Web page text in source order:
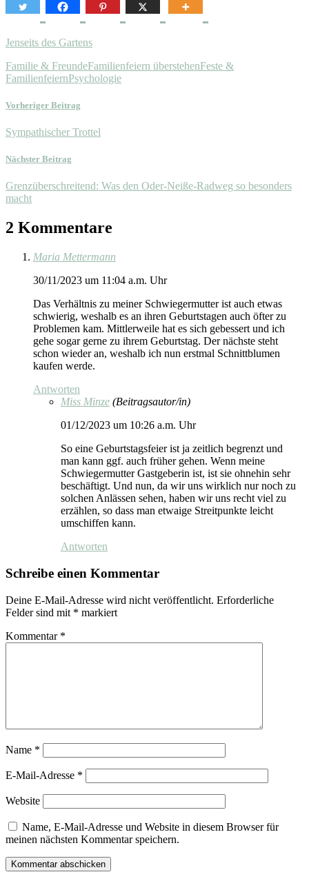
Jenseits des Gartens
Familie & FreundeFamilienfeiern überstehenFeste &
FamilienfeiernPsychologie
Vorheriger Beitrag
Sympathischer Trottel
Nächster Beitrag
Grenzüberschreitend: Was den Oder-Neiße-Radweg so besonders
macht
2 Kommentare
Maria Mettermann
30/11/2023 um 11:04 a.m. Uhr
Das Verhältnis zu meiner Schwiegermutter ist auch etwas
schwierig, weshalb es an ihren Geburtstagen auch öfter zu
Problemen kam. Mittlerweile hat es sich gebessert und ich
gehe sogar gerne zu ihrem Geburtstag. Der nächste steht
schon wieder an, weshalb ich nun erstmal Schnittblumen
kaufen werde.
Antworten
Miss Minze (Beitragsautor/in)
01/12/2023 um 10:26 a.m. Uhr
So eine Geburtstagsfeier ist ja zeitlich begrenzt und
man kann ggf. auch früher gehen. Wenn meine
Schwiegermutter Gastgeberin ist, ist sie ohnehin sehr
beschäftigt. Und nun, da wir uns wirklich nur noch zu
solchen Anlässen sehen, haben wir uns recht viel zu
erzählen, so dass man etwaige Streitpunkte leicht
umschiffen kann.
Antworten
Schreibe einen Kommentar
Deine E-Mail-Adresse wird nicht veröffentlicht. Erforderliche
Felder sind mit * markiert
Kommentar *
Name *
E-Mail-Adresse *
Website
Name, E-Mail-Adresse und Website in diesem Browser für
meinen nächsten Kommentar speichern.